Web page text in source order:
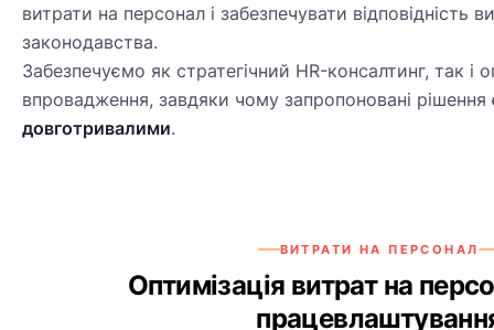
HR
витрати на персонал і забезпечувати відповідність
законодавства.
Забезпечуємо як стратегічний HR-консалтинг, так і
впровадження, завдяки чому запропоновані
довготривалими.
ВИТРАТИ НА ПЕРСОНАЛ
Оптимізація витрат на